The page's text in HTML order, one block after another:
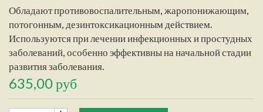
Обладают противовоспалительным, жаропонижающим,
потогонным, дезинтоксикационным действием.
Используются при лечении инфекционных и простудных
заболеваний, особенно эффективны на начальной стадии
развития заболевания.
635,00 руб